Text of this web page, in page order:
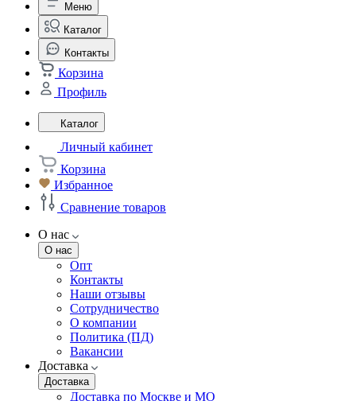
Меню
Каталог
Контакты
Корзина
Профиль
Каталог
Личный кабинет
Корзина
Избранное
Сравнение товаров
О нас
О нас
Опт
Контакты
Наши отзывы
Сотрудничество
О компании
Политика (ПД)
Вакансии
Доставка
Доставка
Доставка по Москве и МО